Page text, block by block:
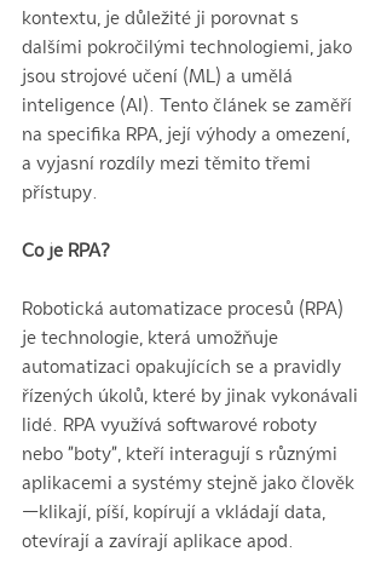
kontextu, je důležité ji porovnat s
dalšími pokročilými technologiemi, jako
jsou strojové učení (ML) a umělá
inteligence (AI). Tento článek se zaměří
na specifika RPA, její výhody a omezení,
a vyjasní rozdíly mezi těmito třemi
přístupy.
Co je RPA?
Robotická automatizace procesů (RPA)
je technologie, která umožňuje
automatizaci opakujících se a pravidly
řízených úkolů, které by jinak vykonávali
lidé. RPA využívá softwarové roboty
nebo "boty", kteří interagují s různými
aplikacemi a systémy stejně jako člověk
—klikají, píší, kopírují a vkládají data,
otevírají a zavírají aplikace apod.